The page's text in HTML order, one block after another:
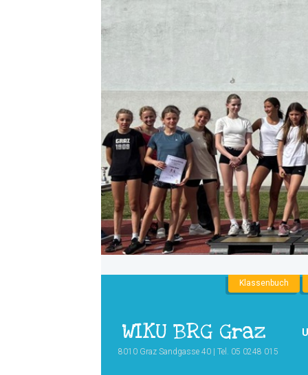
Klassenbuch
WIKU BRG Graz
8010 Graz Sandgasse 40 | Tel. 05 0248 015